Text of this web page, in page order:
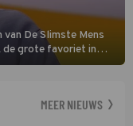
De Slimste Mens
de grote favoriet in
want komiek
MEER NIEUWS